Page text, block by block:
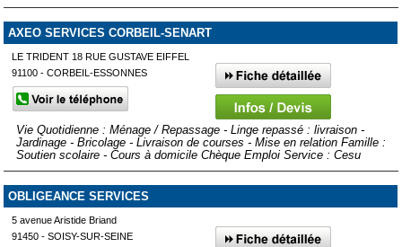
AXEO SERVICES CORBEIL-SENART
LE TRIDENT 18 RUE GUSTAVE EIFFEL
91100 - CORBEIL-ESSONNES
Vie Quotidienne : Ménage / Repassage - Linge repassé : livraison -
Jardinage - Bricolage - Livraison de courses - Mise en relation Famille :
Soutien scolaire - Cours à domicile Chèque Emploi Service : Cesu
OBLIGEANCE SERVICES
5 avenue Aristide Briand
91450 - SOISY-SUR-SEINE